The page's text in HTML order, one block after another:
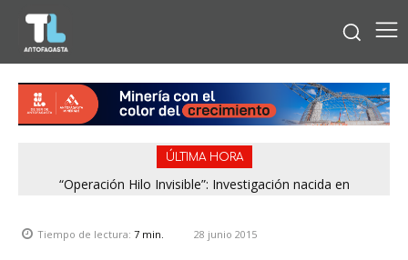
ÚLTIMA HORA
“Operación Hilo Invisible”: Investigación nacida en
Tiempo de lectura: 7 min. 28 junio 2015